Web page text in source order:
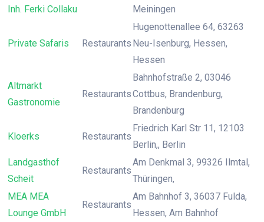
Inh. Ferki Collaku
Meiningen
Private Safaris Restaurants
Hugenottenallee 64, 63263
Neu-Isenburg, Hessen,
Hessen
Altmarkt
Gastronomie
Restaurants
Bahnhofstraße 2, 03046
Cottbus, Brandenburg,
Brandenburg
Kloerks Restaurants
Friedrich Karl Str 11, 12103
Berlin,, Berlin
Landgasthof
Scheit
Restaurants
Am Denkmal 3, 99326 Ilmtal,
Thüringen,
MEA MEA
Lounge GmbH
Restaurants
Am Bahnhof 3, 36037 Fulda,
Hessen, Am Bahnhof